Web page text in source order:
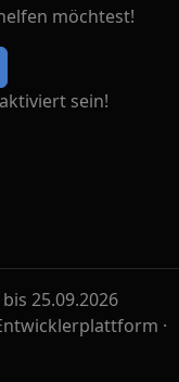
möchtest!
sein!
25.09.2026
·